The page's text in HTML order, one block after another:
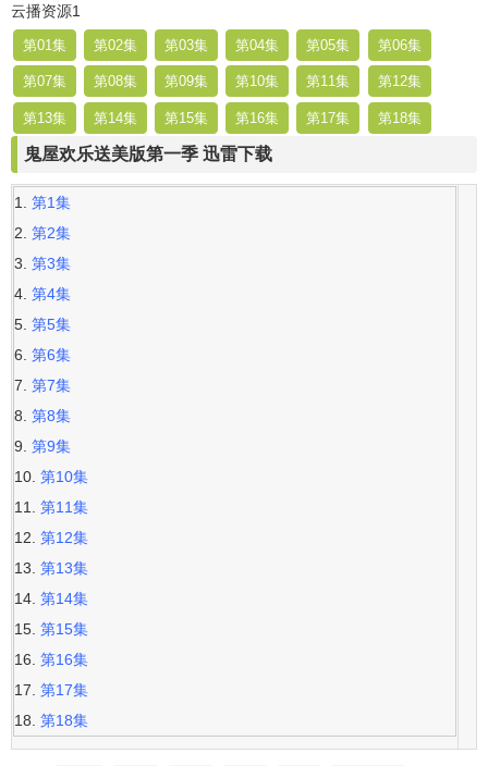
云播资源1
第01集 第02集 第03集 第04集 第05集 第06集
第07集 第08集 第09集 第10集 第11集 第12集
第13集 第14集 第15集 第16集 第17集 第18集
鬼屋欢乐送美版第一季 迅雷下载
第1集
第2集
第3集
第4集
第5集
第6集
第7集
第8集
第9集
第10集
第11集
第12集
第13集
第14集
第15集
第16集
第17集
第18集